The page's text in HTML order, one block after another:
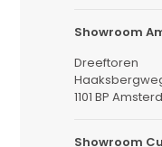
Showroom
Dreeftoren
1101 BP
Showroom